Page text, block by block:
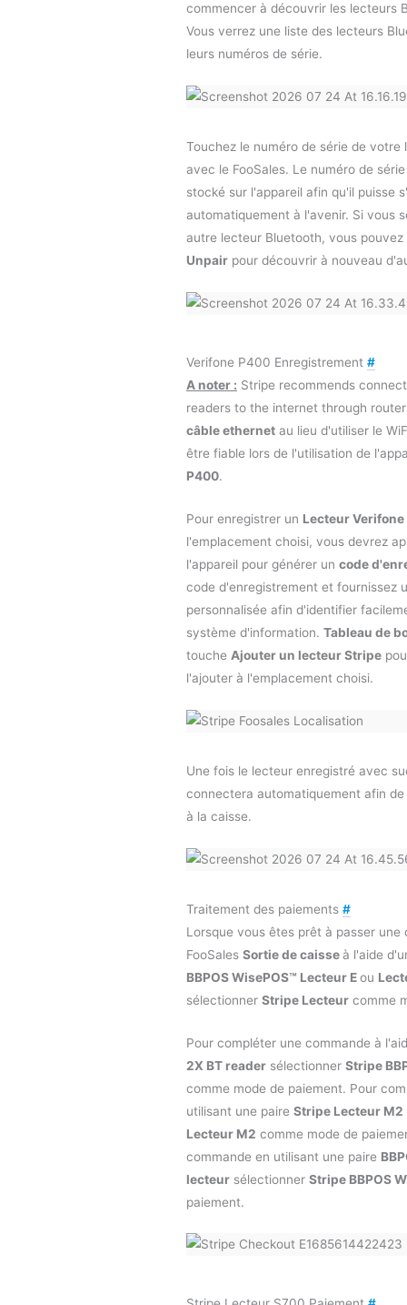
commencer à découvrir les lecteurs
Vous verrez une liste des lecteurs
leurs numéros de série.
Touchez le numéro de série de votre
avec le FooSales. Le numéro de
stocké sur l'appareil afin qu'il puisse
automatiquement à l'avenir. Si vous
autre lecteur Bluetooth, vous
Unpair pour découvrir à nouveau
Verifone P400 Enregistrement #
A noter : Stripe recommends
readers to the internet through
câble ethernet au lieu d'utiliser le
être fiable lors de l'utilisation de
P400.
Pour enregistrer un Lecteur
l'emplacement choisi, vous devrez
l'appareil pour générer un code
code d'enregistrement et fournissez
personnalisée afin d'identifier
système d'information. Tableau de
touche Ajouter un lecteur Stripe
l'ajouter à l'emplacement choisi.
Une fois le lecteur enregistré avec
connectera automatiquement afin
à la caisse.
Traitement des paiements #
Lorsque vous êtes prêt à passer une
FooSales Sortie de caisseà l'aide
BBPOS WisePOS™ Lecteur Eou
sélectionner Stripe Lecteur comme
Pour compléter une commande à
2X BT reader sélectionner Stripe
comme mode de paiement. Pour
utilisant une paire Stripe Lecteur M2
Lecteur M2 comme mode de
commande en utilisant une paire
lecteur sélectionner Stripe BBPOS
paiement.